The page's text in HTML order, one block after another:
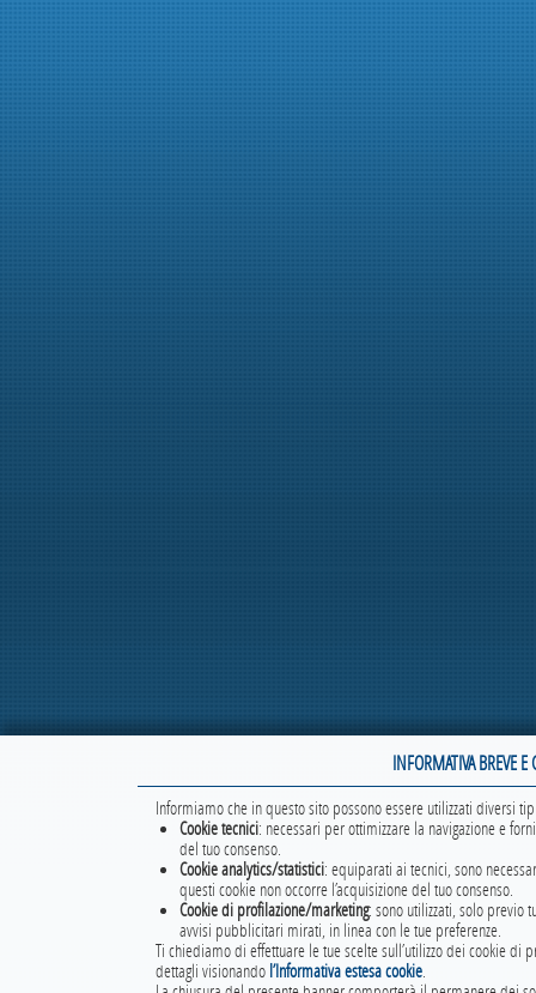
INFORMATIVA BREVE E
Informiamo che in questo sito possono essere utilizzati diversi
Cookie tecnici: necessari per ottimizzare la navigazione e
del tuo consenso.
Cookie analytics/statistici: equiparati ai tecnici, sono
questi cookie non occorre l’acquisizione del tuo consenso.
Cookie di profilazione/marketing: sono utilizzati, solo previo
avvisi pubblicitari mirati, in linea con le tue preferenze.
Ti chiediamo di effettuare le tue scelte sull’utilizzo dei cookie
dettagli visionando l’Informativa estesa cookie.